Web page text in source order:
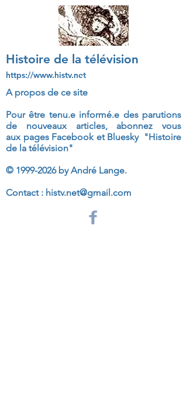
Histoire de la télévision
https://www.histv.net
A propos de ce site
Pour être tenu.e informé.e des parutions
de nouveaux articles, abonnez vous
aux pages Facebook et Bluesky "Histoire
de la télévision"
© 1999-2026by André Lange.
Contact : histv.net@gmail.com